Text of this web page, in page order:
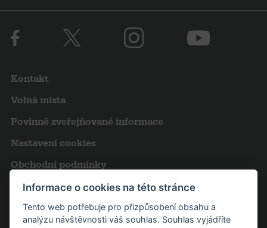
Kontakt
Volná místa
Povinně zveřejňované informace
Nastavení cookies
Obchodní podmínky
Výroční zprávy
Pro novináře
Informace o cookies na této stránce
Tento web potřebuje pro přizpůsobení obsahu a
analýzu návštěvnosti váš souhlas. Souhlas vyjádříte